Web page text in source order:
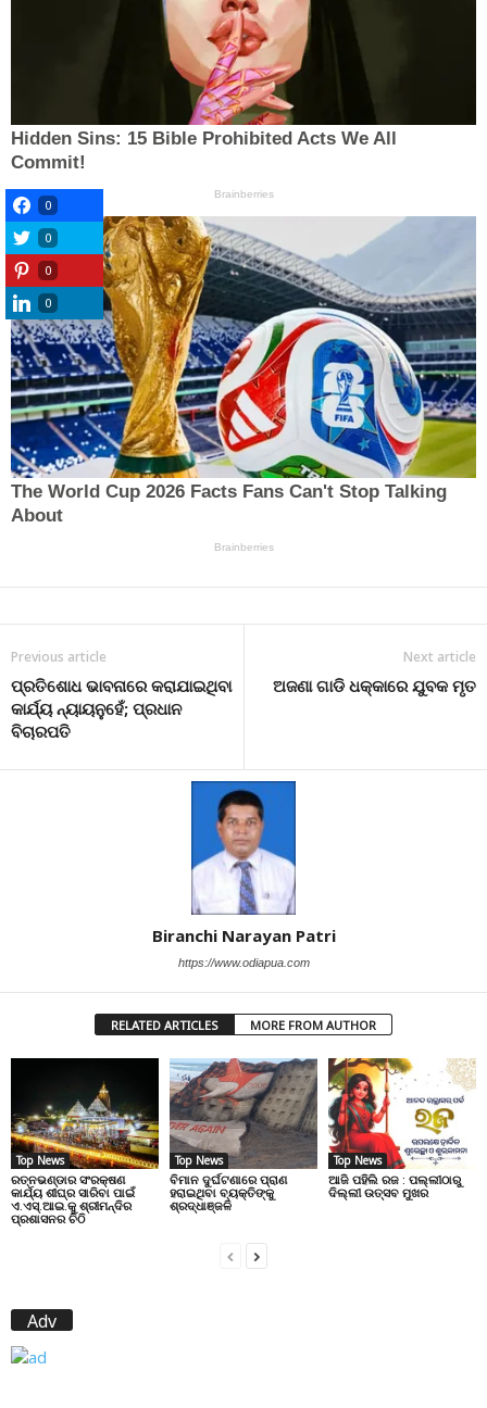
Previous article
ପ୍ରତିଶୋଧ ଭାବନାରେ କରାଯାଇଥିବା
କାର୍ଯ୍ୟ ନ୍ୟାୟନୁହେଁ; ପ୍ରଧାନ
ବିଚାରପତି
Next article
ଅଜଣା ଗାଡି ଧକ୍କାରେ ଯୁବକ ମୃତ
Biranchi Narayan Patri
https://www.odiapua.com
RELATED ARTICLES MORE FROM AUTHOR
Top News
ରତ୍ନଭଣ୍ଡାର ସଂରକ୍ଷଣ
କାର୍ଯ୍ୟ ଶୀଘ୍ର ସାରିବା ପାଇଁ
ଏ.ଏସ୍.ଆଇ.କୁ ଶ୍ରୀମନ୍ଦିର
ପ୍ରଶାସନର ଚିଠି
Top News
ବିମାନ ଦୁର୍ଘଟଣାରେ ପ୍ରାଣ
ହରାଇଥିବା ବ୍ୟକ୍ତିଙ୍କୁ
ଶ୍ରଦ୍ଧାଞ୍ଜଳି
Top News
ଆଜି ପହିଲି ରଜ : ପଲ୍ଲୀଠାରୁ
ଦିଲ୍ଲୀ ଉତ୍ସବ ମୁଖର
Adv
0
0
0
0